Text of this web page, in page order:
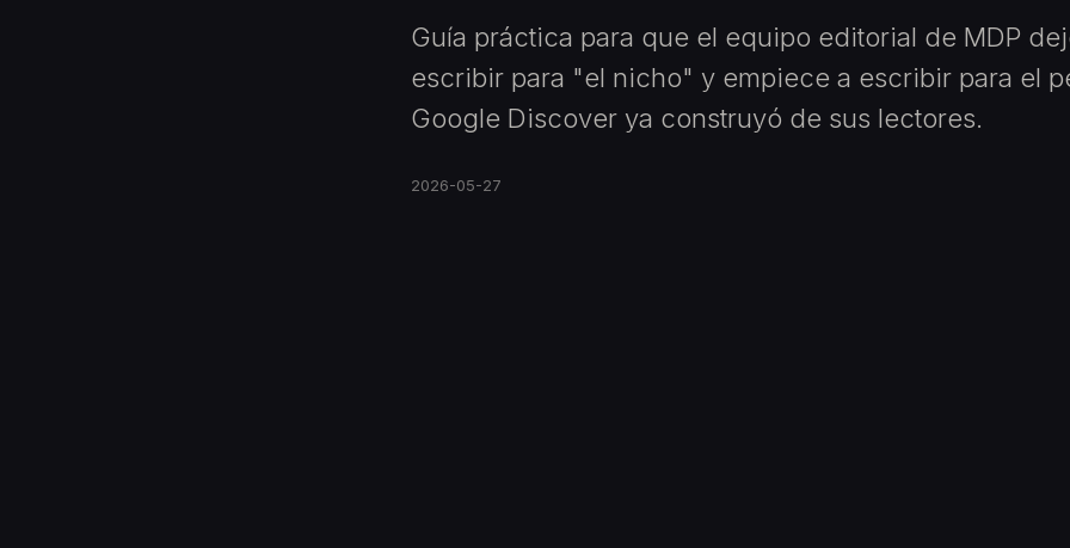
Guía práctica para que el equipo editorial de MDP
escribir para "el nicho" y empiece a escribir para el
Google Discover ya construyó de sus lectores.
2026-05-27